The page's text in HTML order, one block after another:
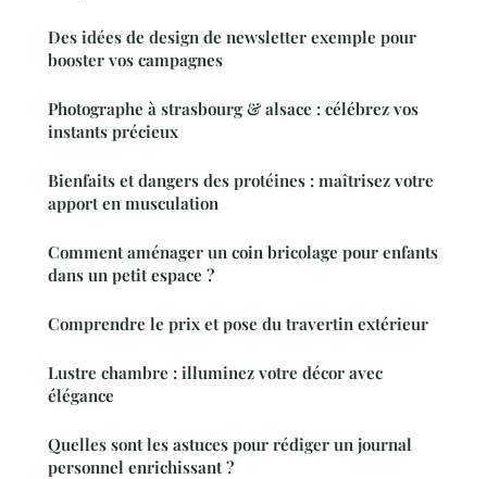
Des idées de design de newsletter exemple pour
booster vos campagnes
Photographe à strasbourg & alsace : célébrez vos
instants précieux
Bienfaits et dangers des protéines : maîtrisez votre
apport en musculation
Comment aménager un coin bricolage pour enfants
dans un petit espace ?
Comprendre le prix et pose du travertin extérieur
Lustre chambre : illuminez votre décor avec
élégance
Quelles sont les astuces pour rédiger un journal
personnel enrichissant ?